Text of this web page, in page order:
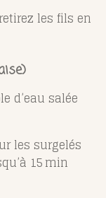
les fils en
d’eau salée
les surgelés
15 min